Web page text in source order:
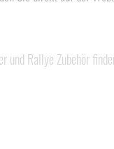
Rallye Zubehör